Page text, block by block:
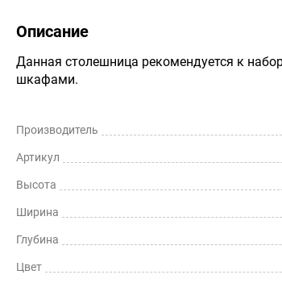
Описание
Данная столешница рекомендуется к
шкафами.
Производитель
Артикул
Высота
Ширина
Глубина
Цвет